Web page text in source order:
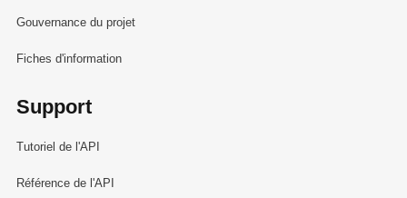
Gouvernance du projet
Fiches d'information
Support
Tutoriel de l'API
Référence de l'API